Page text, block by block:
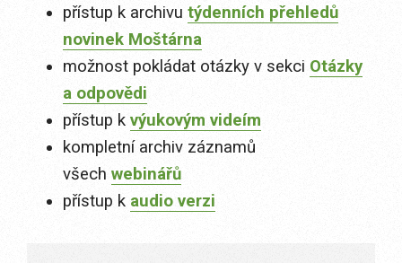
přístup k archivu týdenních přehledů
novinek Moštárna
možnost pokládat otázky v sekci Otázky
a odpovědi
přístup k výukovým videím
kompletní archiv záznamů
všech webinářů
přístup k audio verzi